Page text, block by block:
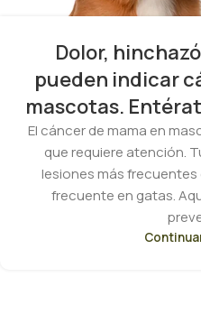
Dolor,
pueden indicar
mascotas.
El cáncer de mama en
que requiere atención.
lesiones más frecuentes
frecuente en gatas.